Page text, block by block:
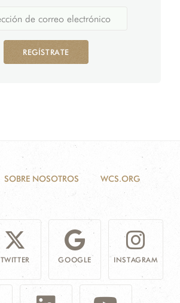
REGÍSTRATE
SOBRE NOSOTROS WCS.ORG
TWITTER GOOGLE INSTAGRAM